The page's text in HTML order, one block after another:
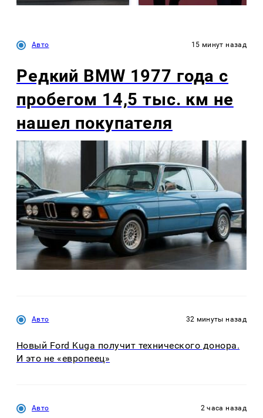
Авто 15 минут назад
Редкий BMW 1977 года с
пробегом 14,5 тыс. км не
нашел покупателя
Авто 32 минуты назад
Новый Ford Kuga получит технического донора.
И это не «европеец»
Авто 2 часа назад